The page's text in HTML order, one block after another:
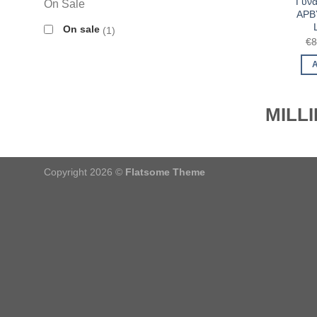
On Sale
On sale 1
€
Copyright 2026 © Flatsome Theme